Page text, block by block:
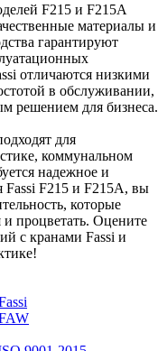
F215 и F215A
материалы и
гарантируют
отличаются низкими
в обслуживании,
решением для бизнеса.
для
коммунальном
надежное и
Fassi F215 и F215A, вы
которые
и процветать. Оцените
с кранами Fassi и